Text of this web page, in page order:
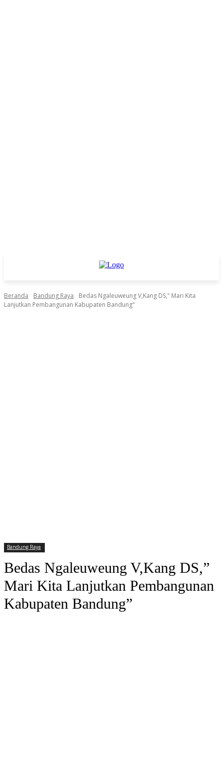
Beranda Bandung Raya
Bedas Ngaleuweung V,Kang DS," Mari Kita
Lanjutkan Pembangunan Kabupaten Bandung"
Bandung Raya
Bedas Ngaleuweung V,Kang DS,”
Mari Kita Lanjutkan Pembangunan
Kabupaten Bandung”